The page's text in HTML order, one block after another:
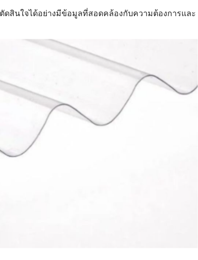
สินใจได้อย่างมีข้อมูลที่สอดคล้องกับความต้องการและ